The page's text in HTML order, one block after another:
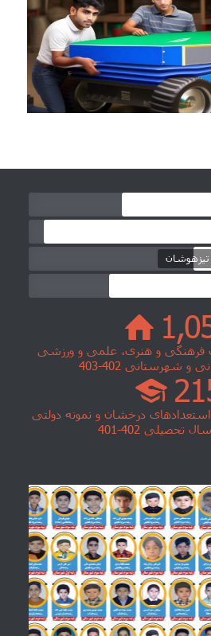
فرهنگی و هنری، علمی و ورزشی
شهرستانی 402-403
درخشان و نمونه دولتی
تحصیلی 402-401